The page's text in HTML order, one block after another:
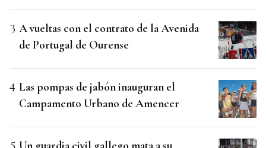
A vueltas con el contrato de la Avenida
de Portugal de Ourense
Las pompas de jabón inauguran el
Campamento Urbano de Amencer
Un guardia civil gallego mata a su